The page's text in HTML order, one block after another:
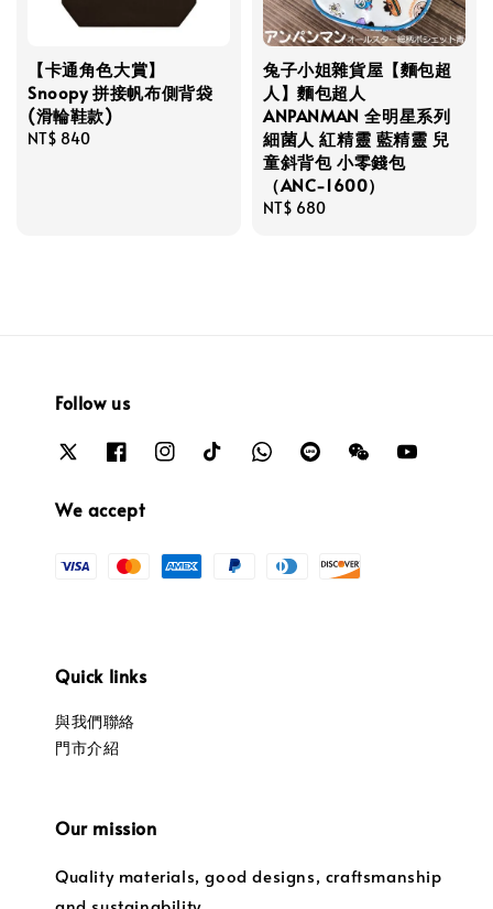
【卡通角色大賞】
Snoopy 拼接帆布側背袋
(滑輪鞋款)
Regular
NT$ 840
兔子小姐雜貨屋【麵包超
人】麵包超人
ANPANMAN 全明星系列
細菌人 紅精靈 藍精靈 兒
童斜背包 小零錢包
（ANC-1600）
Regular
NT$ 680
Follow us
We accept
Quick links
與我們聯絡
門市介紹
Our mission
Quality materials, good designs, craftsmanship